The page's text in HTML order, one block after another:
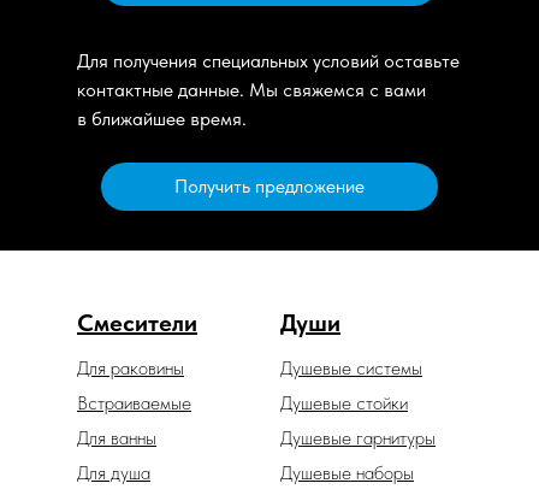
Для получения специальных условий оставьте
контактные данные. Мы свяжемся с вами
в ближайшее время.
Получить предложение
Смесители Души
Душевые гарнитуры
Душевые системы
Душевые наборы
Встраиваемые
Для ванны
Для душа
Для раковины
Душевые стойки